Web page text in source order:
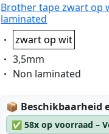
Brother tape zwart op
laminated
Eigenschaft:
zwart op wit
Eigenschaft:
3,5mm
Eigenschaft:
Non laminated
📦 Lagerstatus:
Beschikbaarheid
✅ 58x op voorraad –